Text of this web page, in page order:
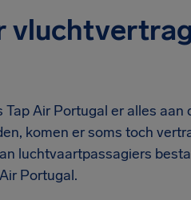
Air Portugal er alles aan
komen er soms toch
luchtvaartpassagiers
Portugal.